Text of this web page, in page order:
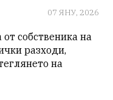
07 ЯНУ, 2026
собственика на
разходи,
на